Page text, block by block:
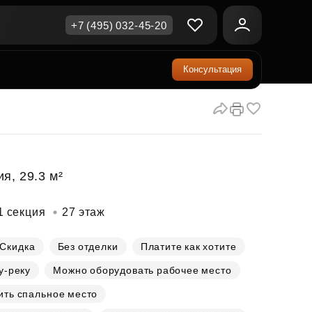
недвижимость
в окружении природы
для роста
и ответы
и скидки
капитал
+7 (495) 032-45-20
Консультация
29.3 м²
секция 27 этаж
Скидка Без отделки Платите как хотите
реку Можно оборудовать рабочее место
спальное место